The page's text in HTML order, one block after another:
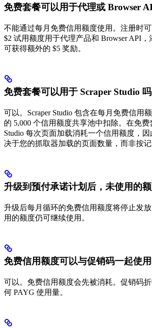
免费套餐可以用于代理或 Browser
不能通过每月免费信用额度使用。注册时
$2 试用额度用于代理产品和 Browser API
可获得额外的 $5 奖励。
免费套餐可以用于 Scraper Studio 吗
可以。Scraper Studio 包含在每月免费信用
的 5,000 个信用额度共享池中扣除。在免费
Studio 每次页面加载消耗一个信用额度，
决于您的抓取器加载的页面数量，而非按记
升级到预付承诺计划后，未使用的
升级后每月循环的免费信用额度将停止发
用的额度仍可继续使用。
免费信用额度可以与促销码一起使用
可以。免费信用额度会先被消耗。促销码
何 PAYG 使用量。